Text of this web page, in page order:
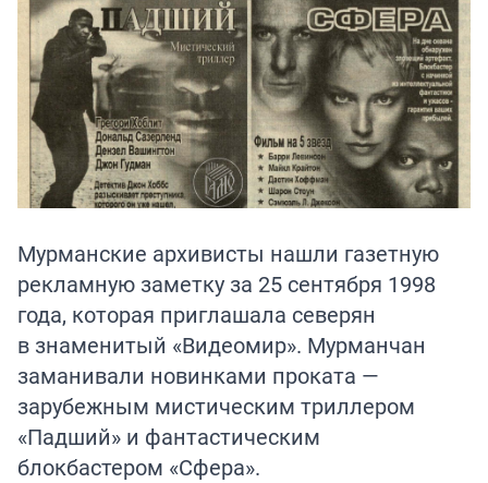
Мурманские архивисты нашли газетную
рекламную заметку за 25 сентября 1998
года, которая приглашала северян
в знаменитый «Видеомир». Мурманчан
заманивали новинками проката —
зарубежным мистическим триллером
«Падший» и фантастическим
блокбастером «Сфера».